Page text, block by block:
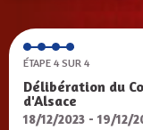
ÉTAPE 4 SUR 4
Délibération du
d'Alsace
18/12/2023 - 19/12/